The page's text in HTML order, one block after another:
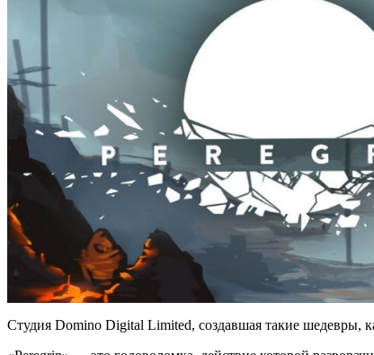
Студия Domino Digital Limited, создавшая такие шедевры,